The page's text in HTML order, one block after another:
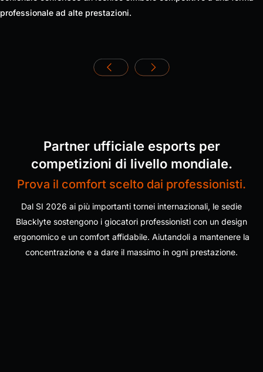
professionale ad alte prestazioni.
Partner ufficiale esports per
competizioni di livello mondiale.
Prova il comfort scelto dai professionisti.
Dal SI 2026 ai più importanti tornei internazionali, le sedie
Blacklyte sostengono i giocatori professionisti con un design
ergonomico e un comfort affidabile. Aiutandoli a mantenere la
concentrazione e a dare il massimo in ogni prestazione.
Get €30 off your first order!
CLAIM YOUR DISCOUNT
No, suscribe later